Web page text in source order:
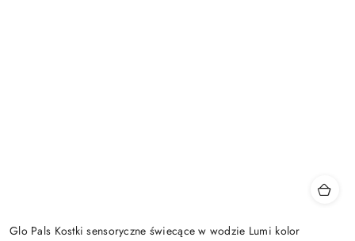
Glo Pals Kostki sensoryczne świecące w wodzie Lumi kolor